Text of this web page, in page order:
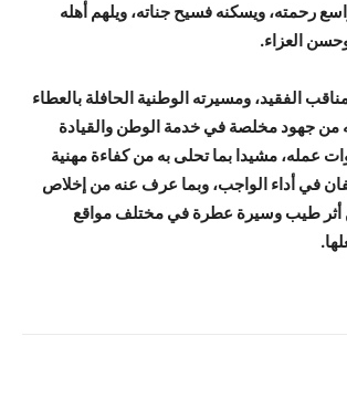
رحمته، ويسكنه فسيح جناته، ويلهم أهله
العزاء.
الفقيد، ومسيرته الوطنية الحافلة بالعطاء
من جهود مخلصة في خدمة الوطن والقيادة
عمله، مشيدا بما تحلى به من كفاءة مهنية
في أداء الواجب، وبما عرف عنه من إخلاص
أثر طيب وسيرة عطرة في مختلف مواقع